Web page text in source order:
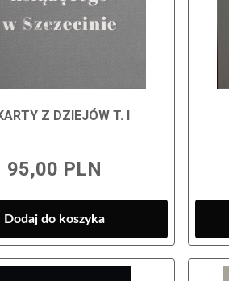
Z DZIEJÓW T. I
95,00 PLN
Dodaj do koszyka